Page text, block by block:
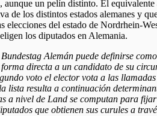
un pelín distinto. El
de los distintos estados alemanes y
elecciones del estado de Nordrhein-
los diputados en Alemania.
Alemán puede definirse
directa a un candidato de su
voto el elector vota a las
lista resulta a continuación
a nivel de Land se computan para
que obtienen sus curules a